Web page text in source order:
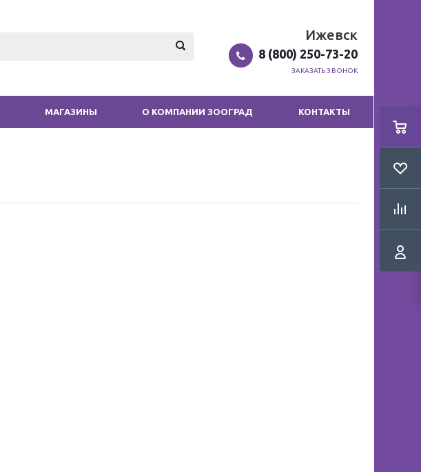
Ижевск
8 (800) 250-73-20
ЗАКАЗАТЬ ЗВОНОК
МАГАЗИНЫ О КОМПАНИИ ЗООГРАД КОНТАКТЫ